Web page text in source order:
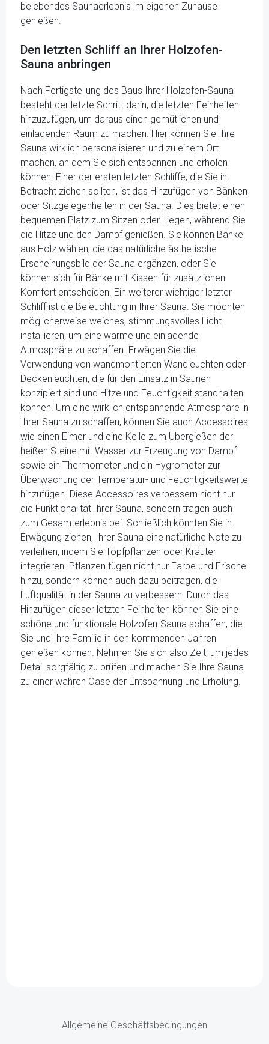
belebendes Saunaerlebnis im eigenen Zuhause
genießen.
Den letzten Schliff an Ihrer Holzofen-
Sauna anbringen
Nach Fertigstellung des Baus Ihrer Holzofen-Sauna
besteht der letzte Schritt darin, die letzten Feinheiten
hinzuzufügen, um daraus einen gemütlichen und
einladenden Raum zu machen. Hier können Sie Ihre
Sauna wirklich personalisieren und zu einem Ort
machen, an dem Sie sich entspannen und erholen
können. Einer der ersten letzten Schliffe, die Sie in
Betracht ziehen sollten, ist das Hinzufügen von Bänken
oder Sitzgelegenheiten in der Sauna. Dies bietet einen
bequemen Platz zum Sitzen oder Liegen, während Sie
die Hitze und den Dampf genießen. Sie können Bänke
aus Holz wählen, die das natürliche ästhetische
Erscheinungsbild der Sauna ergänzen, oder Sie
können sich für Bänke mit Kissen für zusätzlichen
Komfort entscheiden. Ein weiterer wichtiger letzter
Schliff ist die Beleuchtung in Ihrer Sauna. Sie möchten
möglicherweise weiches, stimmungsvolles Licht
installieren, um eine warme und einladende
Atmosphäre zu schaffen. Erwägen Sie die
Verwendung von wandmontierten Wandleuchten oder
Deckenleuchten, die für den Einsatz in Saunen
konzipiert sind und Hitze und Feuchtigkeit standhalten
können. Um eine wirklich entspannende Atmosphäre in
Ihrer Sauna zu schaffen, können Sie auch Accessoires
wie einen Eimer und eine Kelle zum Übergießen der
heißen Steine mit Wasser zur Erzeugung von Dampf
sowie ein Thermometer und ein Hygrometer zur
Überwachung der Temperatur- und Feuchtigkeitswerte
hinzufügen. Diese Accessoires verbessern nicht nur
die Funktionalität Ihrer Sauna, sondern tragen auch
zum Gesamterlebnis bei. Schließlich könnten Sie in
Erwägung ziehen, Ihrer Sauna eine natürliche Note zu
verleihen, indem Sie Topfpflanzen oder Kräuter
integrieren. Pflanzen fügen nicht nur Farbe und Frische
hinzu, sondern können auch dazu beitragen, die
Luftqualität in der Sauna zu verbessern. Durch das
Hinzufügen dieser letzten Feinheiten können Sie eine
schöne und funktionale Holzofen-Sauna schaffen, die
Sie und Ihre Familie in den kommenden Jahren
genießen können. Nehmen Sie sich also Zeit, um jedes
Detail sorgfältig zu prüfen und machen Sie Ihre Sauna
zu einer wahren Oase der Entspannung und Erholung.
Allgemeine Geschäftsbedingungen